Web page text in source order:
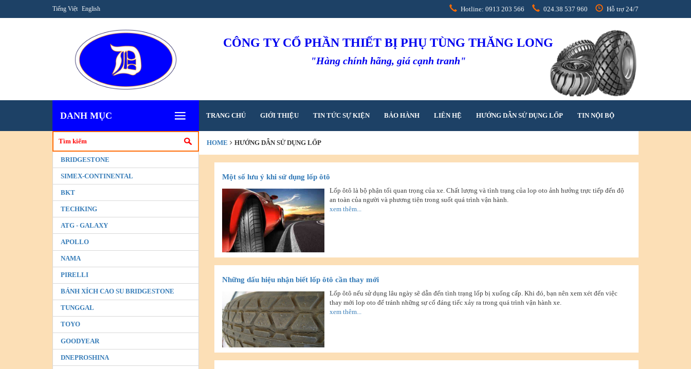
Tiếng Việt English Hotline: 0913 203 566 024.38 537 960 Hỗ trợ 24/7
CÔNG TY CỔ PHẦN THIẾT BỊ PHỤ TÙNG THĂNG LONG
"Hàng chính hãng, giá cạnh tranh"
DANH MỤC TRANG CHỦ GIỚI THIỆU TIN TỨC SỰ KIỆN BẢO HÀNH LIÊN HỆ HƯỚNG DẪN SỬ DỤNG LỐP TIN NỘI BỘ
BRIDGESTONE
SIMEX-CONTINENTAL
BKT
TECHKING
ATG - GALAXY
APOLLO
NAMA
PIRELLI
BÁNH XÍCH CAO SU BRIDGESTONE
TUNGGAL
TOYO
GOODYEAR
DNEPROSHINA
HOME HƯỚNG DẪN SỬ DỤNG LỐP
Một số lưu ý khi sử dụng lốp ôtô
Lốp ôtô là bộ phận tối quan trọng của xe. Chất lượng và tình trạng của lop oto ảnh hưởng trực tiếp đến độ
an toàn của người và phương tiện trong suốt quá trình vận hành.
xem thêm...
Những dấu hiệu nhận biết lốp ôtô cần thay mới
Lốp ôtô nếu sử dụng lâu ngày sẽ dẫn đến tình trạng lốp bị xuống cấp. Khi đó, bạn nên xem xét đến việc
thay mới lop oto để tránh những sự cố đáng tiếc xảy ra trong quá trình vận hành xe.
xem thêm...